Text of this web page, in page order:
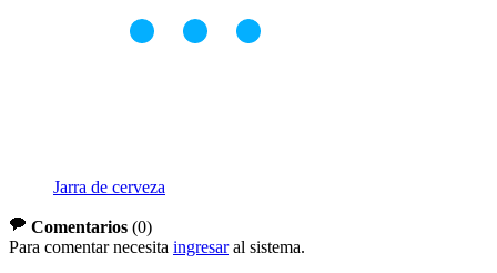
Jarra de cerveza
Comentarios (0)
Para comentar necesita ingresaral sistema.